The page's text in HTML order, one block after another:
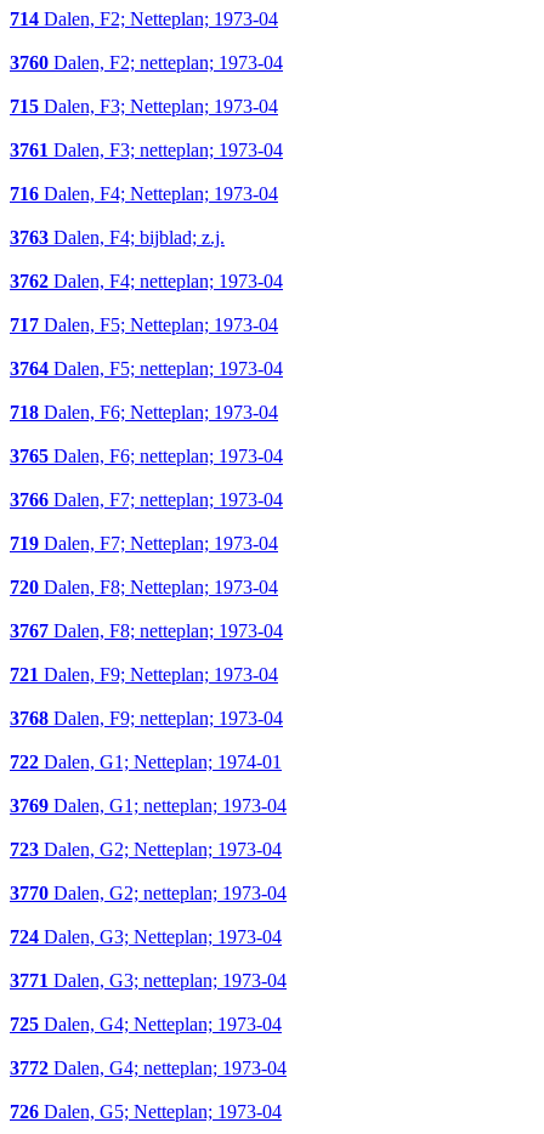
714 Dalen, F2; Netteplan; 1973-04
3760 Dalen, F2; netteplan; 1973-04
715 Dalen, F3; Netteplan; 1973-04
3761 Dalen, F3; netteplan; 1973-04
716 Dalen, F4; Netteplan; 1973-04
3763 Dalen, F4; bijblad; z.j.
3762 Dalen, F4; netteplan; 1973-04
717 Dalen, F5; Netteplan; 1973-04
3764 Dalen, F5; netteplan; 1973-04
718 Dalen, F6; Netteplan; 1973-04
3765 Dalen, F6; netteplan; 1973-04
3766 Dalen, F7; netteplan; 1973-04
719 Dalen, F7; Netteplan; 1973-04
720 Dalen, F8; Netteplan; 1973-04
3767 Dalen, F8; netteplan; 1973-04
721 Dalen, F9; Netteplan; 1973-04
3768 Dalen, F9; netteplan; 1973-04
722 Dalen, G1; Netteplan; 1974-01
3769 Dalen, G1; netteplan; 1973-04
723 Dalen, G2; Netteplan; 1973-04
3770 Dalen, G2; netteplan; 1973-04
724 Dalen, G3; Netteplan; 1973-04
3771 Dalen, G3; netteplan; 1973-04
725 Dalen, G4; Netteplan; 1973-04
3772 Dalen, G4; netteplan; 1973-04
726 Dalen, G5; Netteplan; 1973-04